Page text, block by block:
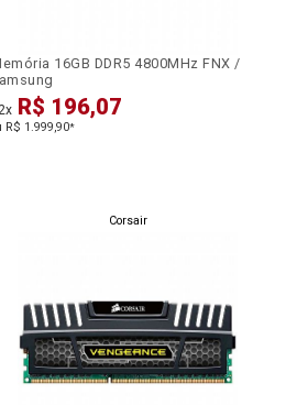
16GB DDR5 4800MHz FNX /
R$ 196,07
R$ 1.999,90*
Corsair